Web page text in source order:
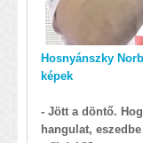
Hosnyánszky
képek
- Jött a döntő.
hangulat,